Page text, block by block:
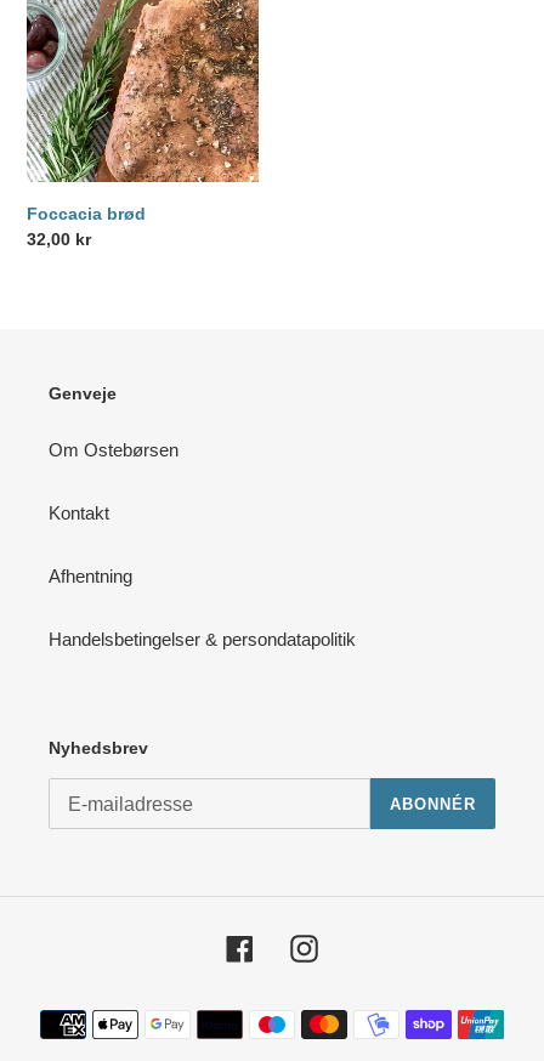
Foccacia brød
Normalpris
32,00 kr
Genveje
Om Ostebørsen
Kontakt
Afhentning
Handelsbetingelser & persondatapolitik
Nyhedsbrev
ABONNÉR
FacebookInstagram
Betalingsmetoder